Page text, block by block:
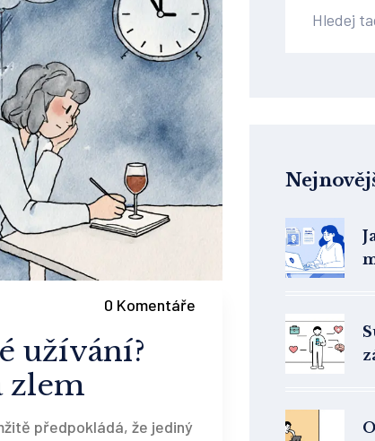
0 Komentáře
užívání?
zlem
předpokládá, že jediný